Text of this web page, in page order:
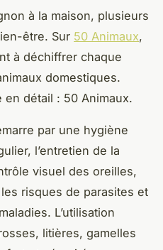
à la maison, plusieurs
être. Sur 50 Animaux,
à déchiffrer chaque
domestiques.
détail : 50 Animaux.
par une hygiène
l’entretien de la
visuel des oreilles,
risques de parasites et
L’utilisation
litières, gamelles